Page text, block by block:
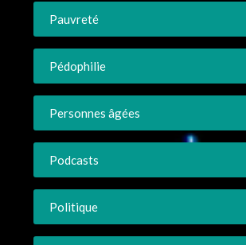
Pauvreté
Pédophilie
Personnes âgées
Podcasts
Politique